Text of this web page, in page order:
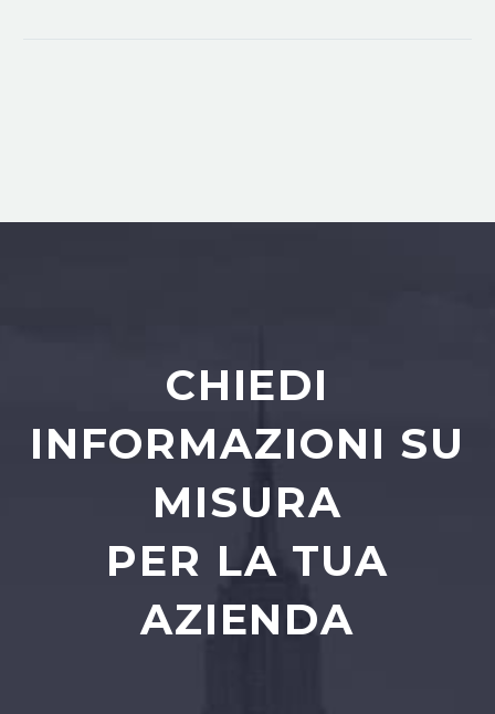
CHIEDI
INFORMAZIONI SU
MISURA
PER LA TUA
AZIENDA